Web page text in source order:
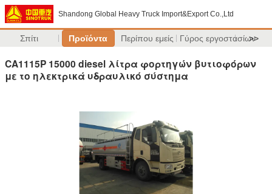
Shandong Global Heavy Truck Import&Export Co.,Ltd
Σπίτι Προϊόντα Περίπου εμείς Γύρος εργοστασίων
>>
CA1115P 15000 diesel λίτρα φορτηγών βυτιοφόρων
με το ηλεκτρικά υδραυλικό σύστημα